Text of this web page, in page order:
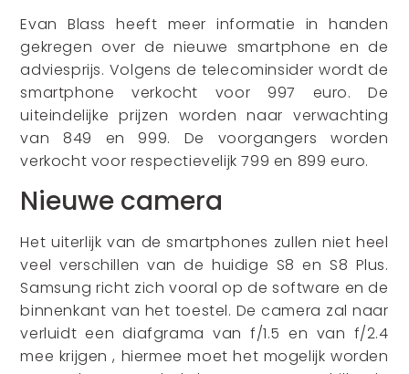
Evan Blass heeft meer informatie in handen
gekregen over de nieuwe smartphone en de
adviesprijs. Volgens de telecominsider wordt de
smartphone verkocht voor 997 euro. De
uiteindelijke prijzen worden naar verwachting
van 849 en 999. De voorgangers worden
verkocht voor respectievelijk 799 en 899 euro.
Nieuwe camera
Het uiterlijk van de smartphones zullen niet heel
veel verschillen van de huidige S8 en S8 Plus.
Samsung richt zich vooral op de software en de
binnenkant van het toestel. De camera zal naar
verluidt een diafgrama van f/1.5 en van f/2.4
mee krijgen , hiermee moet het mogelijk worden